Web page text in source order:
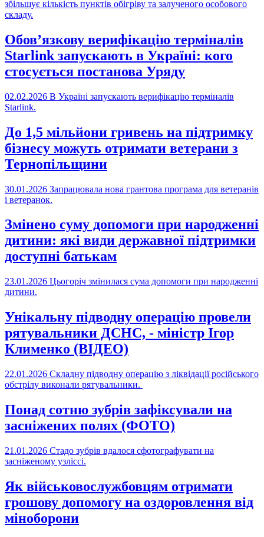
збільшує кількість пунктів обігріву та залученого особового
складу.
Обов’язкову верифікацію терміналів
Starlink запускають в Україні: кого
стосується постанова Уряду
02.02.2026 В Україні запускають верифікацію терміналів
Starlink.
До 1,5 мільйони гривень на підтримку
бізнесу можуть отримати ветерани з
Тернопільщини
30.01.2026 Запрацювала нова грантова програма для ветеранів
і ветеранок.
Змінено суму допомоги при народженні
дитини: які види державної підтримки
доступні батькам
23.01.2026 Цьогоріч змінилася сума допомоги при народженні
дитини.
Унікальну підводну операцію провели
рятувальники ДСНС, - міністр Ігор
Клименко (ВІДЕО)
22.01.2026 Складну підводну операцію з ліквідації російського
обстрілу виконали рятувальники.
Понад сотню зубрів зафіксували на
засніжених полях (ФОТО)
21.01.2026 Стадо зубрів вдалося сфотографувати на
засніженому узліссі.
Як військовослужбовцям отримати
грошову допомогу на оздоровлення від
міноборони